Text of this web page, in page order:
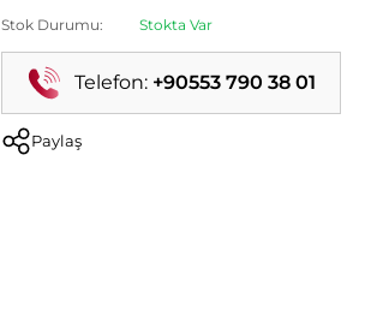
Stok Durumu:
Stokta Var
Telefon: +90553 790 38 01
Paylaş